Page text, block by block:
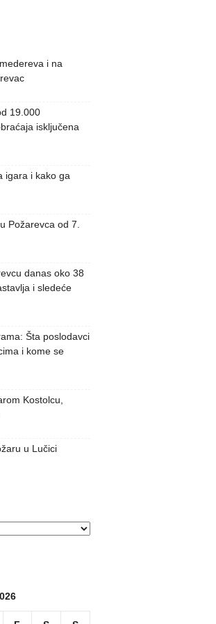
i na
19.000
isključena
igara i kako ga
Požarevca od 7.
danas oko 38
i sledeće
Šta poslodavci
i kome se
Kostolcu,
u Lučici